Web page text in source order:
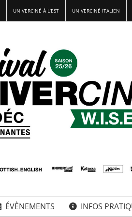
UNIVERCINÉ À L’EST UNIVERCINÉ ITALIEN
ÉVÈNEMENTS INFOS